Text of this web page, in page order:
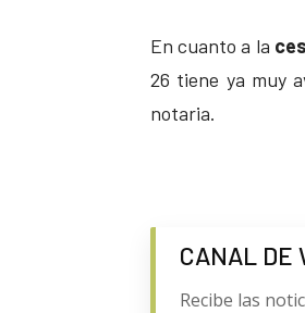
En cuanto a la
26 tiene ya muy
notaria.
CANAL DE
Recibe las